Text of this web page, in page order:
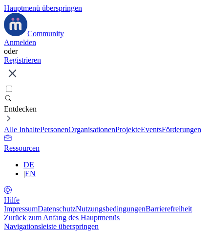
Hauptmenü überspringen
Community
Anmelden
oder
Registrieren
Entdecken
Alle InhaltePersonenOrganisationenProjekteEventsFörderungen
Ressourcen
DE
|EN
Hilfe
ImpressumDatenschutzNutzungsbedingungenBarrierefreiheit
Zurück zum Anfang des Hauptmenüs
Navigationsleiste überspringen